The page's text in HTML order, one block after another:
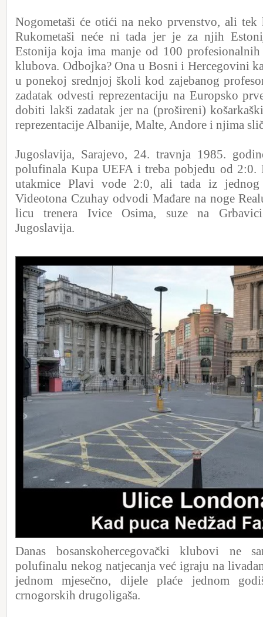
Nogometaši će otići na neko prvenstvo, ali tek
Rukometaši neće ni tada jer je za njih
Estonija koja ima manje od 100 profesionalnih
klubova. Odbojka? Ona u Bosni i Hercegovini
u ponekoj srednjoj školi kod zajebanog
zadatak odvesti reprezentaciju na Europsko
dobiti lakši zadatak jer na (prošireni)
reprezentacije Albanije, Malte, Andore i njima
Jugoslavija, Sarajevo, 24. travnja 1985.
polufinala Kupa UEFA i treba pobjedu od
utakmice Plavi vode 2:0, ali tada iz
Videotona Czuhay odvodi Mađare na noge
licu trenera Ivice Osima, suze na
Jugoslavija.
Danas bosanskohercegovački klubovi ne
polufinalu nekog natjecanja već igraju na
jednom mjesečno, dijele plaće jednom
crnogorskih drugoligaša.